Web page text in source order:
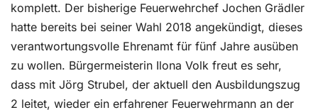
komplett. Der bisherige Feuerwehrchef Jochen Grädler
hatte bereits bei seiner Wahl 2018 angekündigt, dieses
verantwortungsvolle Ehrenamt für fünf Jahre ausüben
zu wollen. Bürgermeisterin Ilona Volk freut es sehr,
dass mit Jörg Strubel, der aktuell den Ausbildungszug
2 leitet, wieder ein erfahrener Feuerwehrmann an der